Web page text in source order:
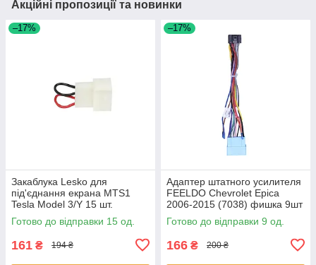
Акційні пропозиції та новинки
–17%
Закаблука Lesko для
під'єднання екрана MTS1
Tesla Model 3/Y 15 шт.
Готово до відправки 15 од.
161 ₴ 194 ₴
–17%
Адаптер штатного усилителя
FEELDO Chevrolet Epica
2006-2015 (7038) фишка 9шт
Готово до відправки 9 од.
166 ₴ 200 ₴